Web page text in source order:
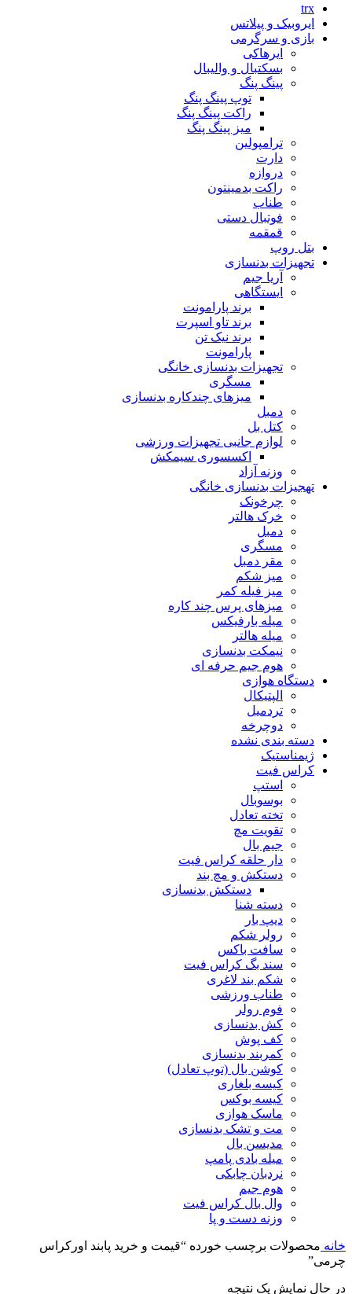
trx
ایروبیک و پیلاتس
بازی و سرگرمی
ایرهاکی
بسکتبال و والیبال
پینگ پنگ
توپ پینگ پنگ
راکت پینگ پنگ
میز پینگ پنگ
ترامپولین
دارت
دروازه
راکت بدمینتون
طناب
فوتبال دستی
قمقمه
بتل روپ
تجهیزات بدنسازی
آریا جیم
ایستگاهی
برند پارامونت
برند تاو اسپرت
برند نیک تن
پارامونت
تجهیزات بدنسازی خانگی
مسگری
میزهای چندکاره بدنسازی
دمبل
کتل بل
لوازم جانبی تجهیزات ورزشی
اکسسوری سیمکش
وزنه آزاد
تهجیزات بدنسازی خانگی
چرخونک
خرک هالتر
دمبل
مسگری
مقر دمبل
میز شکم
میز فیله کمر
میزهای پرس چند کاره
میله بارفیکس
میله هالتر
نیمکت بدنسازی
هوم جیم حرفه ای
دستگاه هوازی
الپتیکال
تردمیل
دوچرخه
دسته بندی نشده
ژیمناستیک
کراس فیت
استپ
بوسوبال
تخته تعادل
تقویت مچ
جیم بال
دار حلقه کراس فیت
دستکش و مچ بند
دستکش بدنسازی
دسته شنا
دیپ بار
رولر شکم
سافت باکس
سند بگ کراس فیت
شکم بند لاغری
طناب ورزشی
فوم رولر
کش بدنسازی
کف پوش
کمربند بدنسازی
کوشن بال (توپ تعادل)
کیسه بلغاری
کیسه بوکس
ماسک هوازی
مت و تشک بدنسازی
مدیسن بال
میله بادی پامپ
نردبان چابکی
هوم جیم
وال بال کراس فیت
وزنه دست و پا
خانه محصولات برچسب خورده “قیمت و خرید پابند اورکراس
چرمی”
در حال نمایش یک نتیجه